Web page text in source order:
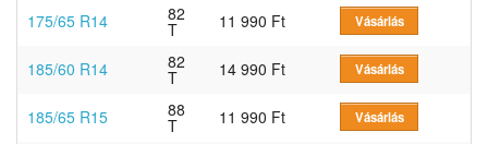
175/65 R14
82
T 11 990 Ft Vásárlás
185/60 R14 82
T 14 990 Ft Vásárlás
185/65 R15 88
T 11 990 Ft Vásárlás